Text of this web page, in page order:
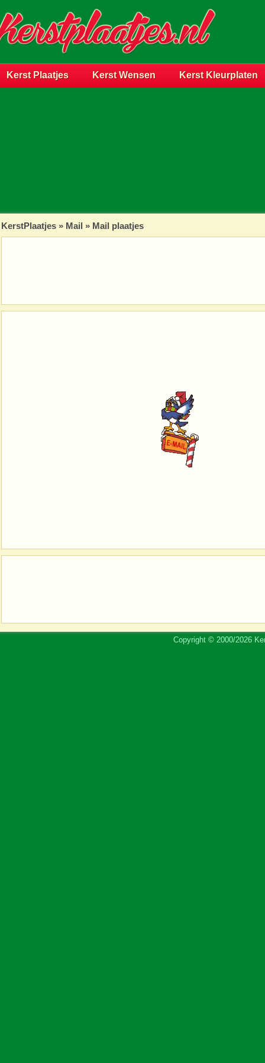
Kerst Plaatjes Kerst Wensen Kerst Kleurplaten
KerstPlaatjes » Mail » Mail plaatjes
Copyright © 2000/2026